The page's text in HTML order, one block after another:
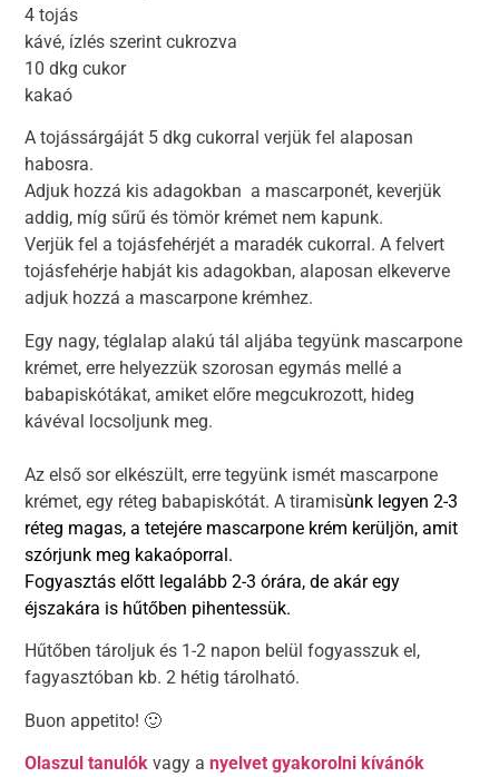
4 tojás
kávé, ízlés szerint cukrozva
10 dkg cukor
kakaó
A tojássárgáját 5 dkg cukorral verjük fel alaposan
habosra.
Adjuk hozzá kis adagokban a mascarponét, keverjük
addig, míg sűrű és tömör krémet nem kapunk.
Verjük fel a tojásfehérjét a maradék cukorral. A felvert
tojásfehérje habját kis adagokban, alaposan elkeverve
adjuk hozzá a mascarpone krémhez.
Egy nagy, téglalap alakú tál aljába tegyünk mascarpone
krémet, erre helyezzük szorosan egymás mellé a
babapiskótákat, amiket előre megcukrozott, hideg
kávéval locsoljunk meg.
Az első sor elkészült, erre tegyünk ismét mascarpone
krémet, egy réteg babapiskótát. A tiramisùnk legyen 2-3
réteg magas, a tetejére mascarpone krém kerüljön, amit
szórjunk meg kakaóporral.
Fogyasztás előtt legalább 2-3 órára, de akár egy
éjszakára is hűtőben pihentessük.
Hűtőben tároljuk és 1-2 napon belül fogyasszuk el,
fagyasztóban kb. 2 hétig tárolható.
Buon appetito! 🙂
Olaszul tanulók vagy a nyelvet gyakorolni kívánók